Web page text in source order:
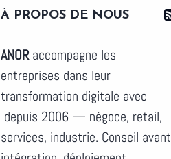
À PROPOS DE NOUS
ANORaccompagne les
entreprises dans leur
transformation digitale avec
depuis 2006 — négoce, retail,
services, industrie. Conseil avant